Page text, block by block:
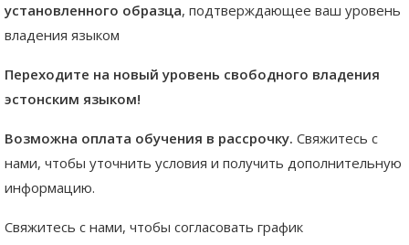
установленного образца, подтверждающее ваш уровень
владения языком
Переходите на новый уровень свободного владения
эстонским языком!
Возможна оплата обучения в рассрочку. Свяжитесь с
нами, чтобы уточнить условия и получить дополнительную
информацию.
Свяжитесь с нами, чтобы согласовать график